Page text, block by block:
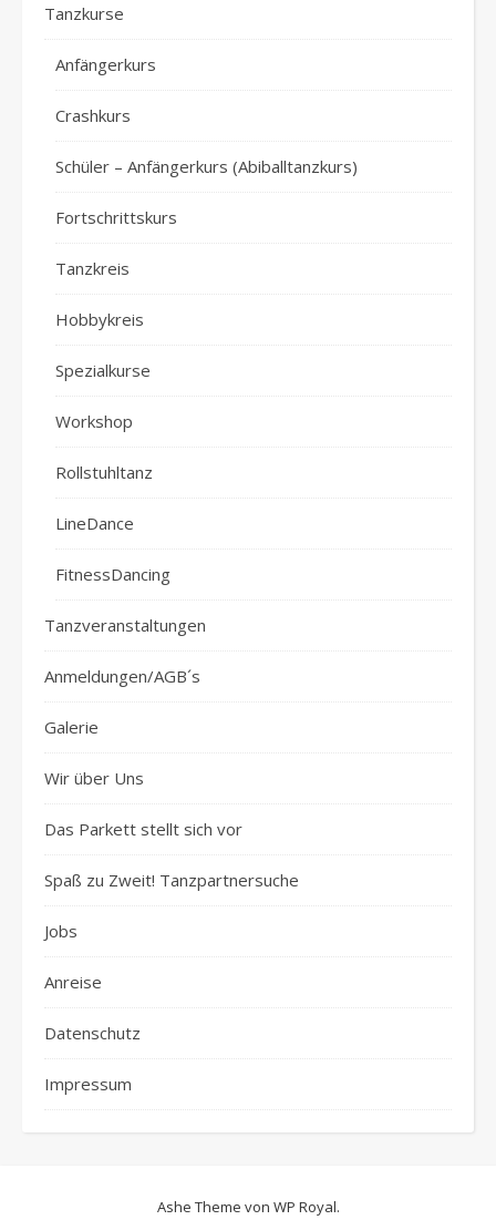
Tanzkurse
Anfängerkurs
Crashkurs
Schüler – Anfängerkurs (Abiballtanzkurs)
Fortschrittskurs
Tanzkreis
Hobbykreis
Spezialkurse
Workshop
Rollstuhltanz
LineDance
FitnessDancing
Tanzveranstaltungen
Anmeldungen/AGB´s
Galerie
Wir über Uns
Das Parkett stellt sich vor
Spaß zu Zweit! Tanzpartnersuche
Jobs
Anreise
Datenschutz
Impressum
Ashe Theme von WP Royal.